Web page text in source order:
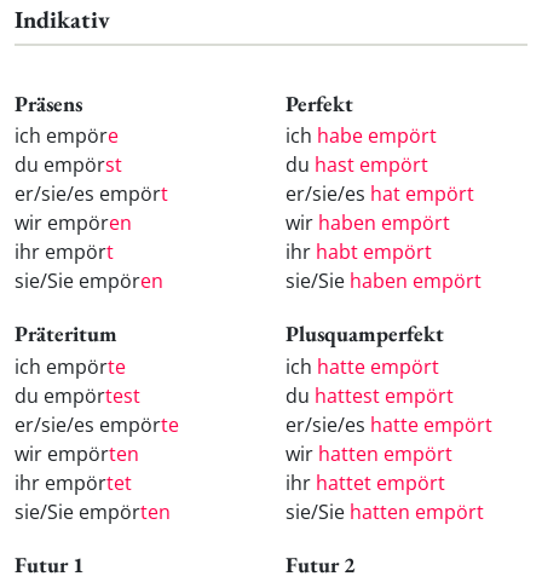
Indikativ
Präsens
ich empöre
du empörst
er/sie/es empört
wir empören
ihr empört
sie/Sie empören
Perfekt
ich habe empört
du hast empört
er/sie/es hat empört
wir haben empört
ihr habt empört
sie/Sie haben empört
Präteritum
ich empörte
du empörtest
er/sie/es empörte
wir empörten
ihr empörtet
sie/Sie empörten
Plusquamperfekt
ich hatte empört
du hattest empört
er/sie/es hatte empört
wir hatten empört
ihr hattet empört
sie/Sie hatten empört
Futur 1 Futur 2